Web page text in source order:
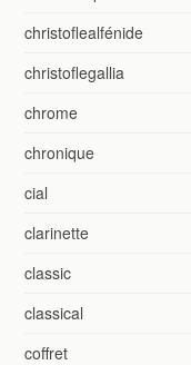
christoflealfénide
christoflegallia
chrome
chronique
cial
clarinette
classic
classical
coffret